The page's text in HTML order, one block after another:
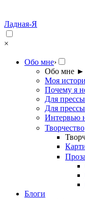
Ладная-Я
×
Обо мне›
Обо мне ►
Моя
Почему я
Для
Для
Интервью
Творчество
Проза
Блоги